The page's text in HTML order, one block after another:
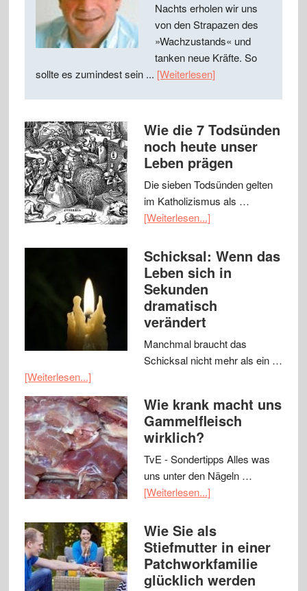
Nachts erholen wir uns
von den Strapazen des
»Wachzustands« und
tanken neue Kräfte. So
sollte es zumindest sein ... [Weiterlesen]
Wie die 7 Todsünden
noch heute unser
Leben prägen
Die sieben Todsünden gelten
im Katholizismus als …
[Weiterlesen...]
Schicksal: Wenn das
Leben sich in
Sekunden
dramatisch
verändert
Manchmal braucht das
Schicksal nicht mehr als ein …
[Weiterlesen...]
Wie krank macht uns
Gammelfleisch
wirklich?
TvE - Sondertipps Alles was
uns unter den Nägeln …
[Weiterlesen...]
Wie Sie als
Stiefmutter in einer
Patchworkfamilie
glücklich werden